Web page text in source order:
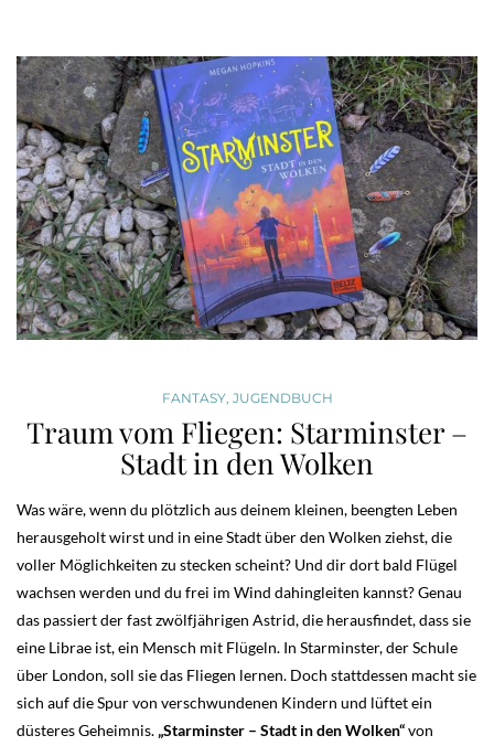
FANTASY, JUGENDBUCH
Traum vom Fliegen: Starminster –
Stadt in den Wolken
Was wäre, wenn du plötzlich aus deinem kleinen, beengten Leben
herausgeholt wirst und in eine Stadt über den Wolken ziehst, die
voller Möglichkeiten zu stecken scheint? Und dir dort bald Flügel
wachsen werden und du frei im Wind dahingleiten kannst? Genau
das passiert der fast zwölfjährigen Astrid, die herausfindet, dass sie
eine Librae ist, ein Mensch mit Flügeln. In Starminster, der Schule
über London, soll sie das Fliegen lernen. Doch stattdessen macht sie
sich auf die Spur von verschwundenen Kindern und lüftet ein
düsteres Geheimnis. „Starminster – Stadt in den Wolken“von